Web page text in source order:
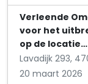
Verleende
voor het
op de locatie…
Lavadijk 293,
20 maart 2026